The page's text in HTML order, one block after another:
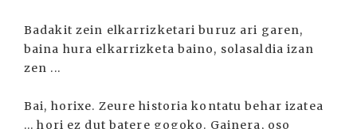
Badakit zein elkarrizketari buruz ari garen,
baina hura elkarrizketa baino, solasaldia izan
zen ...
Bai, horixe. Zeure historia kontatu behar izatea
... hori ez dut batere gogoko. Gainera, oso